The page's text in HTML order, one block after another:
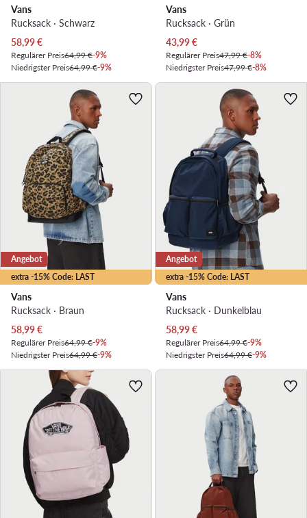
Vans
Rucksack · Schwarz
Aktueller Preis
58,99€
Regulärer Preis64,99 €-9%
Niedrigster Preis64,99 €-9%
Vans
Rucksack · Grün
Aktueller Preis
43,99€
Regulärer Preis47,99 €-8%
Niedrigster Preis47,99 €-8%
extra -15% Code: LAST
Angebot
Vans
Rucksack · Braun
Aktueller Preis
58,99€
Regulärer Preis64,99 €-9%
Niedrigster Preis64,99 €-9%
extra -15% Code: LAST
Angebot
Vans
Rucksack · Dunkelblau
Aktueller Preis
58,99€
Regulärer Preis64,99 €-9%
Niedrigster Preis64,99 €-9%